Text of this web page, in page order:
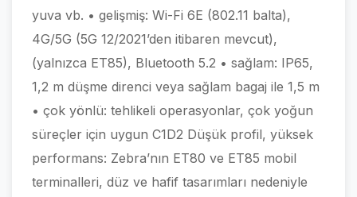
yuva vb. • gelişmiş: Wi-Fi 6E (802.11 balta),
4G/5G (5G 12/2021’den itibaren mevcut),
(yalnızca ET85), Bluetooth 5.2 • sağlam: IP65,
1,2 m düşme direnci veya sağlam bagaj ile 1,5 m
• çok yönlü: tehlikeli operasyonlar, çok yoğun
süreçler için uygun C1D2 Düşük profil, yüksek
performans: Zebra’nın ET80 ve ET85 mobil
terminalleri, düz ve hafif tasarımları nedeniyle